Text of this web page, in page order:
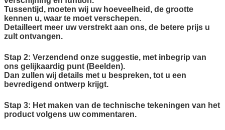
Tussentijd, moeten wij uw hoeveelheid, de grootte
kennen u, waar te moet verschepen.
Detailleert meer uw verstrekt aan ons, de betere prijs u
zult ontvangen.
Stap 2: Verzendend onze suggestie, met inbegrip van
ons gelijkaardig punt (Beelden).
Dan zullen wij details met u bespreken, tot u een
bevredigend ontwerp krijgt.
Stap 3: Het maken van de technische tekeningen van het
product volgens uw commentaren.